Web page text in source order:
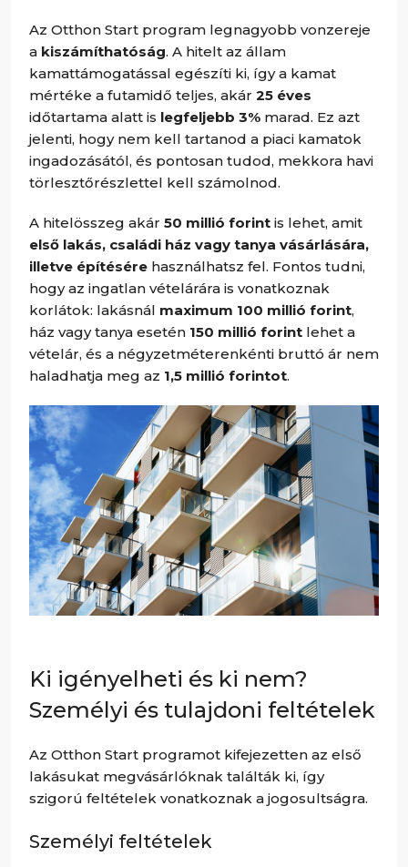
Az Otthon Start program legnagyobb vonzereje
a kiszámíthatóság. A hitelt az állam
kamattámogatással egészíti ki, így a kamat
mértéke a futamidő teljes, akár 25 éves
időtartama alatt is legfeljebb 3% marad. Ez azt
jelenti, hogy nem kell tartanod a piaci kamatok
ingadozásától, és pontosan tudod, mekkora havi
törlesztőrészlettel kell számolnod.
A hitelösszeg akár 50 millió forint is lehet, amit
első lakás, családi ház vagy tanya vásárlására,
illetve építésére használhatsz fel. Fontos tudni,
hogy az ingatlan vételárára is vonatkoznak
korlátok: lakásnál maximum 100 millió forint,
ház vagy tanya esetén 150 millió forint lehet a
vételár, és a négyzetméterenkénti bruttó ár nem
haladhatja meg az 1,5 millió forintot.
Ki igényelheti és ki nem?
Személyi és tulajdoni feltételek
Az Otthon Start programot kifejezetten az első
lakásukat megvásárlóknak találták ki, így
szigorú feltételek vonatkoznak a jogosultságra.
Személyi feltételek